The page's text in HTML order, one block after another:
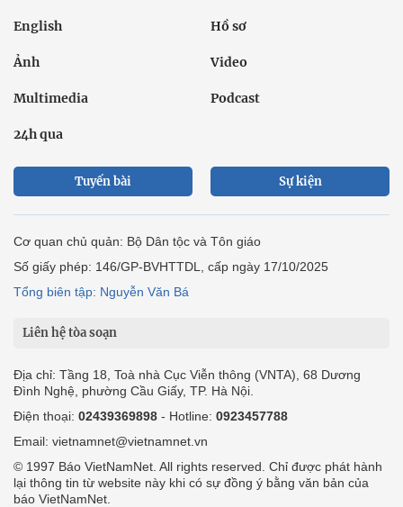
English Hồ sơ
Ảnh Video
Multimedia Podcast
24h qua
Tuyến bài Sự kiện
Cơ quan chủ quản: Bộ Dân tộc và Tôn giáo
Số giấy phép: 146/GP-BVHTTDL, cấp ngày 17/10/2025
Tổng biên tập: Nguyễn Văn Bá
Liên hệ tòa soạn
Địa chỉ: Tầng 18, Toà nhà Cục Viễn thông (VNTA), 68 Dương
Đình Nghệ, phường Cầu Giấy, TP. Hà Nội.
Điện thoại: 02439369898 - Hotline: 0923457788
Email: vietnamnet@vietnamnet.vn
© 1997 Báo VietNamNet. All rights reserved. Chỉ được phát hành
lại thông tin từ website này khi có sự đồng ý bằng văn bản của
báo VietNamNet.